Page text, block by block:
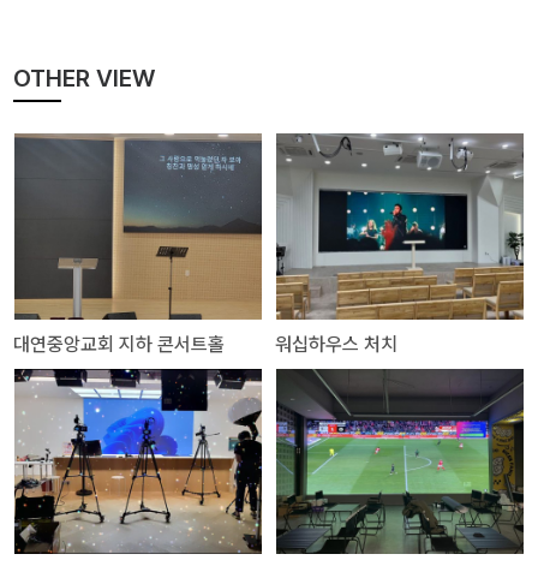
OTHER VIEW
대연중앙교회 지하 콘서트홀 워십하우스 처치